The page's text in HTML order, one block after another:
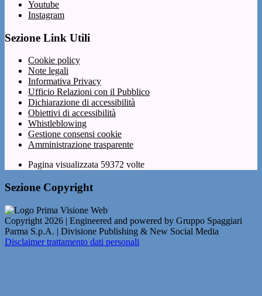
Youtube
Instagram
Sezione Link Utili
Cookie policy
Note legali
Informativa Privacy
Ufficio Relazioni con il Pubblico
Dichiarazione di accessibilità
Obiettivi di accessibilità
Whistleblowing
Gestione consensi cookie
Amministrazione trasparente
Pagina visualizzata 59372 volte
Sezione Copyright
Copyright 2026 | Engineered and powered by Gruppo Spaggiari
Parma S.p.A. | Divisione Publishing & New Social Media
Disclaimer trattamento dati personali